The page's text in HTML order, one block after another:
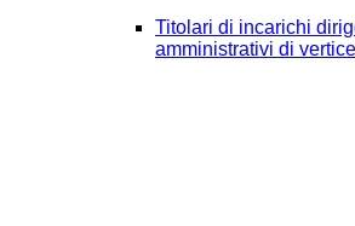
Titolari di incarichi
amministrativi di vertice